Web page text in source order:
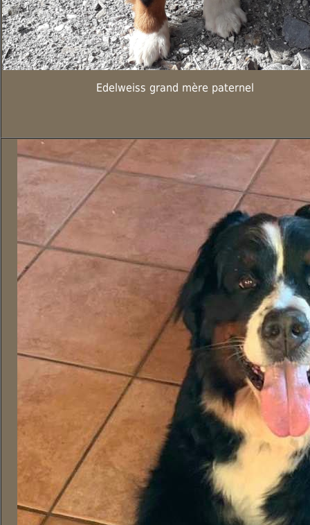
Edelweiss grand mère paternel